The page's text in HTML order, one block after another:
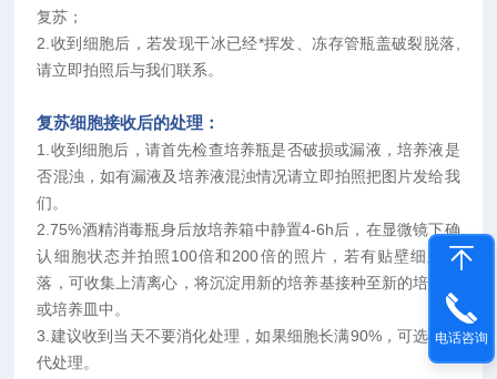
复苏；
2.收到细胞后，若发现干冰已经*挥发、冻存管瓶盖破裂脱落,
请立即拍照后与我们联系。
复苏细胞接收后的处理：
1.收到细胞后，请首先检查培养瓶是否破损或漏液，培养液是
否混浊，如有漏液及培养液混浊情况请立即拍照把图片发给我
们。
2.75%酒精消毒瓶身后放培养箱中静置4-6h后，在显微镜下确
认细胞状态并拍照100倍和200倍的照片，若有贴壁细胞脱
落，可收集上清离心，将沉淀用新的培养基接种至新的培养瓶
或培养皿中。
3.建议收到当天不要消化处理，如果细胞长满90%，可选择传
代处理。
电话咨询